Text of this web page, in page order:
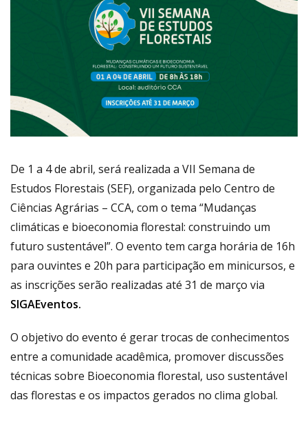
De 1 a 4 de abril, será realizada a VII Semana de
Estudos Florestais (SEF), organizada pelo Centro de
Ciências Agrárias – CCA, com o tema “Mudanças
climáticas e bioeconomia florestal: construindo um
futuro sustentável”. O evento tem carga horária de 16h
para ouvintes e 20h para participação em minicursos, e
as inscrições serão realizadas até 31 de março via
SIGAEventos.
O objetivo do evento é gerar trocas de conhecimentos
entre a comunidade acadêmica, promover discussões
técnicas sobre Bioeconomia florestal, uso sustentável
das florestas e os impactos gerados no clima global.